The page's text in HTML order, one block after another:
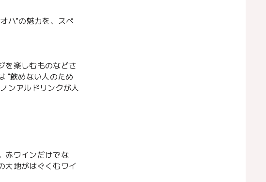
ハ”の魅力を、スペ
を楽しむものなどさ
“飲めない人のため
ンアルドリンクが人
赤ワインだけでな
大地がはぐくむワイ